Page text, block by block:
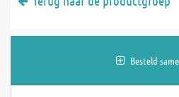
Besteld